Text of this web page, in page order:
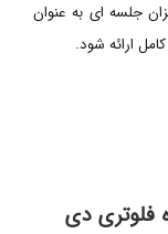
جلسه ای به عنوان
ارائه شود.
فلوتری دی